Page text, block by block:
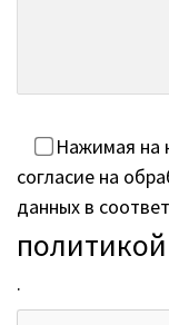
Нажимая на
согласие на
данных в
.